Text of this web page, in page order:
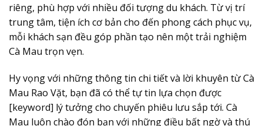
riêng, phù hợp với nhiều đối tượng du khách. Từ vị trí
trung tâm, tiện ích cơ bản cho đến phong cách phục vụ,
mỗi khách sạn đều góp phần tạo nên một trải nghiệm
Cà Mau trọn vẹn.
Hy vọng với những thông tin chi tiết và lời khuyên từ Cà
Mau Rao Vặt, bạn đã có thể tự tin lựa chọn được
[keyword] lý tưởng cho chuyến phiêu lưu sắp tới. Cà
Mau luôn chào đón bạn với những điều bất ngờ và thú